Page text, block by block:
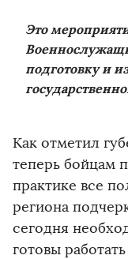
Это
подготовку и
Как отметил
теперь бойцам
практике все
региона
сегодня
готовы